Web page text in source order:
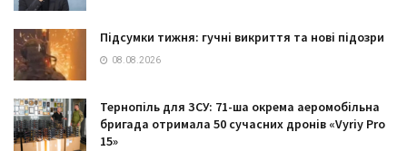
Підсумки тижня: гучні викриття та нові підозри
08.08.2026
Тернопіль для ЗСУ: 71-ша окрема аеромобільна
бригада отримала 50 сучасних дронів «Vyriy Pro
15»